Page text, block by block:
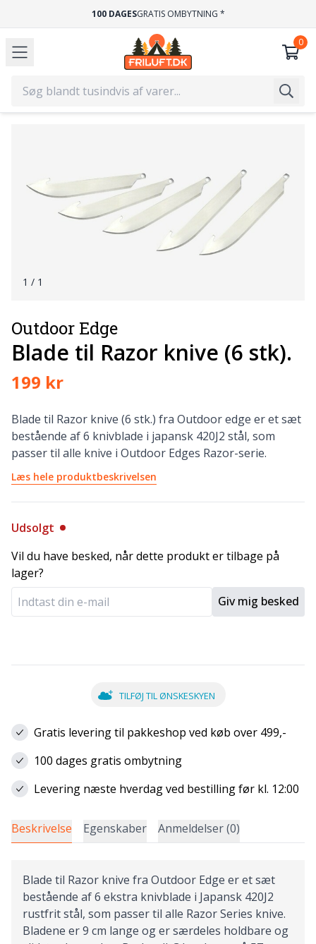
100 DAGESGRATIS OMBYTNING *
1 / 1
Outdoor Edge
Blade til Razor knive (6 stk).
199 kr
Blade til Razor knive (6 stk.) fra Outdoor edge er et sæt
bestående af 6 knivblade i japansk 420J2 stål, som
passer til alle knive i Outdoor Edges Razor-serie.
Læs hele produktbeskrivelsen
Udsolgt
Vil du have besked, når dette produkt er tilbage på
lager?
Giv mig besked
TILFØJ TIL ØNSKESKYEN
Gratis levering til pakkeshop ved køb over 499,-
100 dages gratis ombytning
Levering næste hverdag ved bestilling før kl. 12:00
Beskrivelse Egenskaber Anmeldelser (0)
Blade til Razor knive fra Outdoor Edge er et sæt
bestående af 6 ekstra knivblade i Japansk 420J2
rustfrit stål, som passer til alle Razor Series knive.
Bladene er 9 cm lange og er særdeles holdbare og